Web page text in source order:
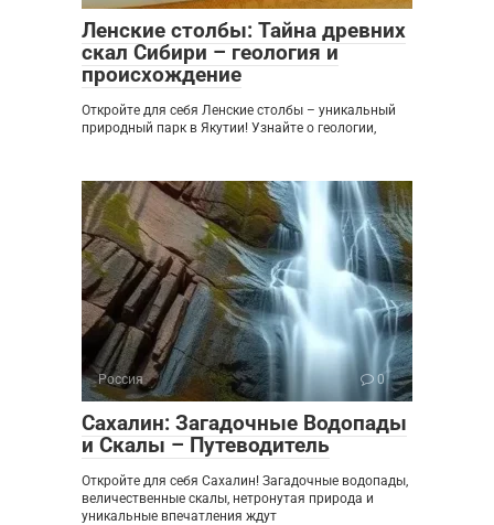
Ленские столбы: Тайна древних
скал Сибири – геология и
происхождение
Откройте для себя Ленские столбы – уникальный
природный парк в Якутии! Узнайте о геологии,
Россия 0
Сахалин: Загадочные Водопады
и Скалы – Путеводитель
Откройте для себя Сахалин! Загадочные водопады,
величественные скалы, нетронутая природа и
уникальные впечатления ждут